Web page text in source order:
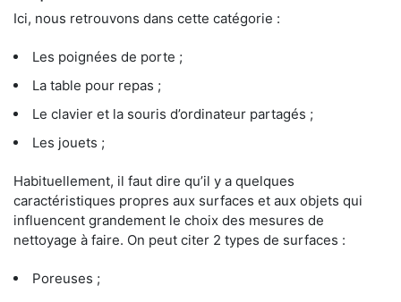
Ici, nous retrouvons dans cette catégorie :
Les poignées de porte ;
La table pour repas ;
Le clavier et la souris d’ordinateur partagés ;
Les jouets ;
Habituellement, il faut dire qu’il y a quelques
caractéristiques propres aux surfaces et aux objets qui
influencent grandement le choix des mesures de
nettoyage à faire. On peut citer 2 types de surfaces :
Poreuses ;